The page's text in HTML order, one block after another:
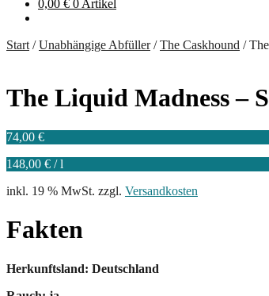
0,00 € 0 Artikel
Start /Unabhängige Abfüller/The Caskhound /
The Liquid Madness –
74,00 €
148,00 € /l
inkl. 19 % MwSt. zzgl. Versandkosten
Fakten
Herkunftsland: Deutschland